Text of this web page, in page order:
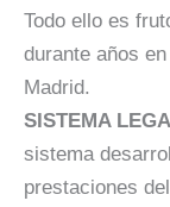
Todo ello es
durante años
Madrid.
SISTEMA
sistema
prestaciones